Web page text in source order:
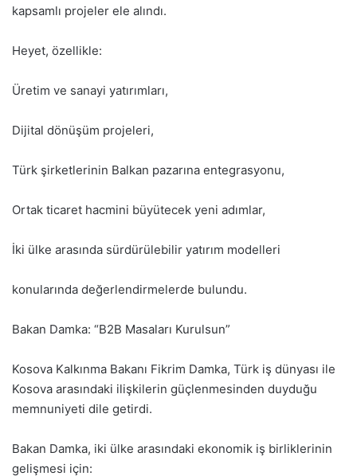
kapsamlı projeler ele alındı.
Heyet, özellikle:
Üretim ve sanayi yatırımları,
Dijital dönüşüm projeleri,
Türk şirketlerinin Balkan pazarına entegrasyonu,
Ortak ticaret hacmini büyütecek yeni adımlar,
İki ülke arasında sürdürülebilir yatırım modelleri
konularında değerlendirmelerde bulundu.
Bakan Damka: “B2B Masaları Kurulsun”
Kosova Kalkınma Bakanı Fikrim Damka, Türk iş dünyası ile
Kosova arasındaki ilişkilerin güçlenmesinden duyduğu
memnuniyeti dile getirdi.
Bakan Damka, iki ülke arasındaki ekonomik iş birliklerinin
gelişmesi için: